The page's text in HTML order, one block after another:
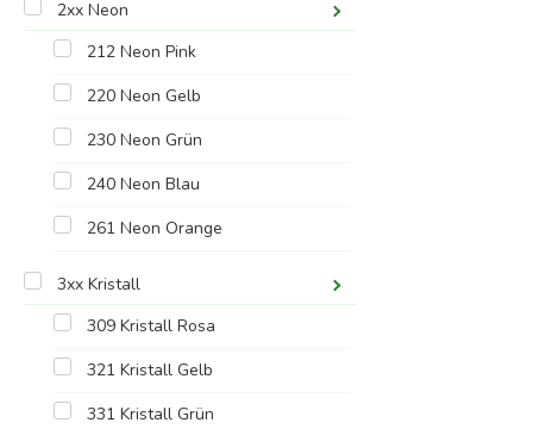
2xx Neon
212 Neon Pink
220 Neon Gelb
230 Neon Grün
240 Neon Blau
261 Neon Orange
3xx Kristall
309 Kristall Rosa
321 Kristall Gelb
331 Kristall Grün